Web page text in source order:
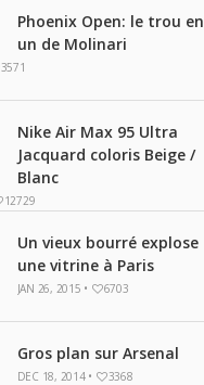
Phoenix Open: le trou en
un de Molinari
3571
Nike Air Max 95 Ultra
Jacquard coloris Beige /
Blanc
12729
Un vieux bourré explose
une vitrine à Paris
JAN 26, 2015 • 6703
Gros plan sur Arsenal
DEC 18, 2014 • 3368